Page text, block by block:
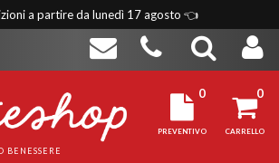
a partire da lunedì 17 agosto 👈
0
PREVENTIVO
0
CARRELLO